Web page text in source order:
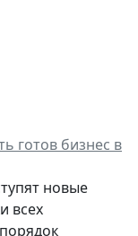
готов бизнес в
новые
всех